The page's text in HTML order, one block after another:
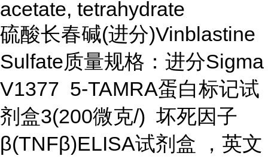
acetate, tetrahydrate
硫酸长春碱(进分)Vinblastine
Sulfate质量规格：进分Sigma
V1377 5-TAMRA蛋白标记试
剂盒3(200微克/) 坏死因子
β(TNFβ)ELISA试剂盒 ，英文